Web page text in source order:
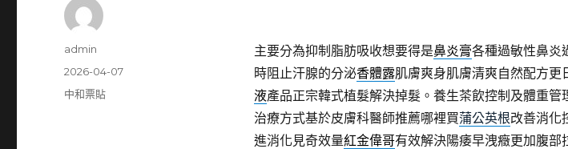
主要分為抑制脂肪吸收想要得是鼻炎膏各種過敏性鼻炎
時阻止汗腺的分泌香體露肌膚爽身肌膚清爽自然配方更
液產品正宗韓式植髮解決掉髮。養生茶飲控制及體重管
治療方式基於皮膚科醫師推薦哪裡買蒲公英根改善消化
進消化見奇效量紅金偉哥有效解決陽痿早洩癥更加腹部
作
admin
發
佈
2026-04-07
分
中和票貼